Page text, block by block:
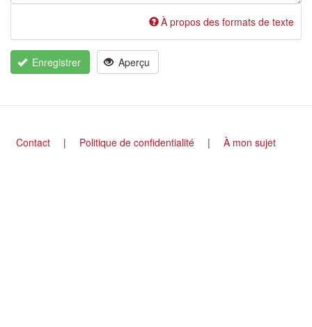
À propos des formats de texte
Enregistrer Aperçu
Footer
Contact Politique de confidentialité À mon sujet